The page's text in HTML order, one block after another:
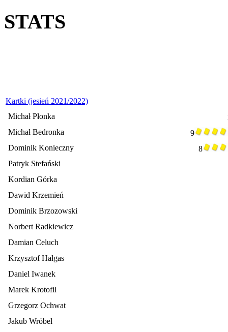
STATS
Kartki (jesień 2021/2022)
Michał Płonka
Michał Bedronka
9
Dominik Konieczny
8
Patryk Stefański
Kordian Górka
Dawid Krzemień
Dominik Brzozowski
Norbert Radkiewicz
Damian Celuch
Krzysztof Hałgas
Daniel Iwanek
Marek Krotofil
Grzegorz Ochwat
Jakub Wróbel